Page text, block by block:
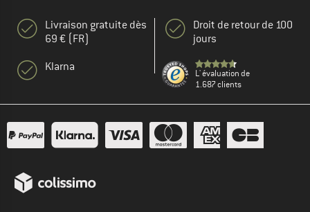
Livraison gratuite dès
69 € (FR)
Klarna
Droit de retour de 100
jours
L' évaluation de
1.687 clients